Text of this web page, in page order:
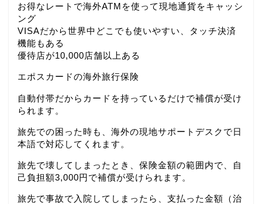
お得なレートで海外ATMを使って現地通貨をキャッシ
ング
VISAだから世界中どこでも使いやすい、タッチ決済
機能もある
優待店が10,000店舗以上ある
エポスカードの海外旅行保険
自動付帯だからカードを持っているだけで補償が受け
られます。
旅先での困った時も、海外の現地サポートデスクで日
本語で対応してくれます。
旅先で壊してしまったとき、保険金額の範囲内で、自
己負担額3,000円で補償が受けられます。
旅先で事故で入院してしまったら、支払った金額（治